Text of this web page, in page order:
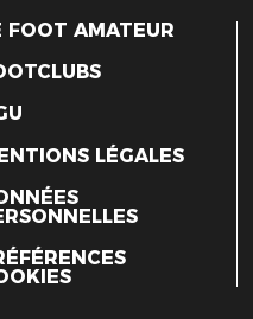
FOOT AMATEUR
LÉGALES